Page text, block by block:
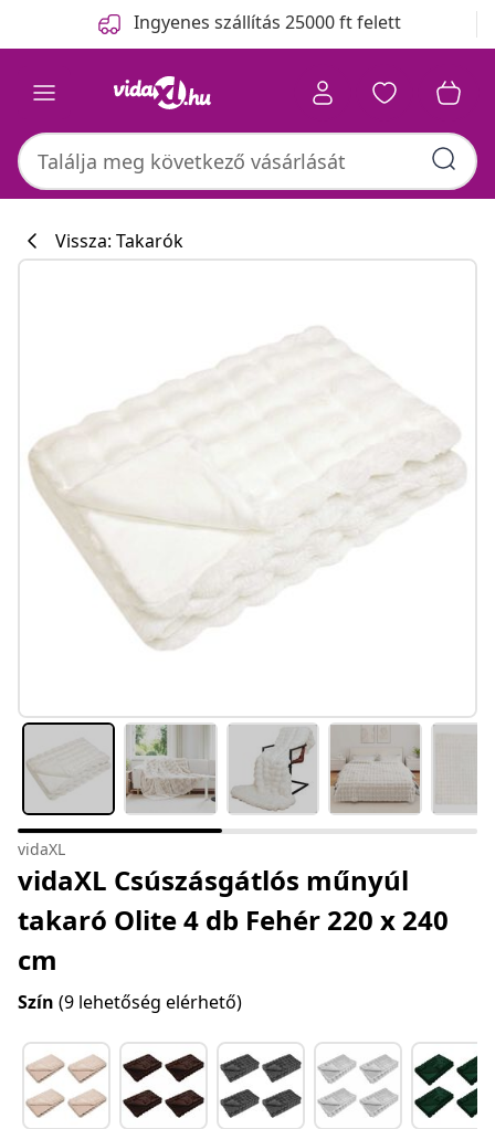
Ingyenes szállítás 25000 ft felett
Vissza: Takarók
vidaXL
vidaXL Csúszásgátlós műnyúl
takaró Olite 4 db Fehér 220 x 240
cm
Szín (9 lehetőség elérhető)